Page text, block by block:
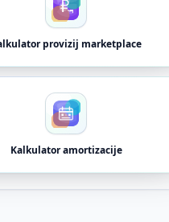
provizij marketplace
Kalkulator amortizacije